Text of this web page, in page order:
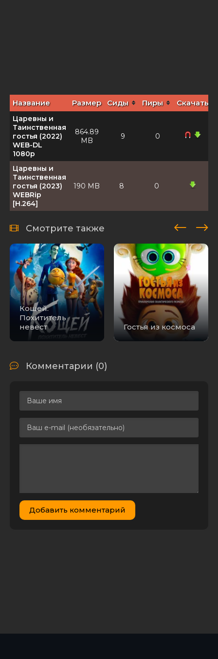
Название Размер Сиды Пиры Скачать
Царевны и
Таинственная
гостья (2022)
WEB-DL
1080p
864.89
MB
9 0
Царевны и
Таинственная
гостья (2023)
WEBRip
[H.264]
190 MB 8 0
Смотрите также
Кощей.
Похититель
невест
Гостья из космоса
Комментарии (0)
Добавить комментарий